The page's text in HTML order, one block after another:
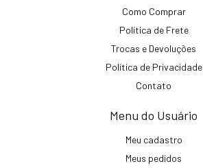
Como Comprar
Política de Frete
Trocas e Devoluções
Política de Privacidade
Contato
Menu do Usuário
Meu cadastro
Meus pedidos